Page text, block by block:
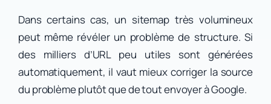
Dans certains cas, un sitemap très volumineux
peut même révéler un problème de structure. Si
des milliers d’URL peu utiles sont générées
automatiquement, il vaut mieux corriger la source
du problème plutôt que de tout envoyer à Google.